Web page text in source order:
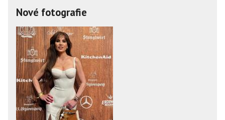
Nové fotografie